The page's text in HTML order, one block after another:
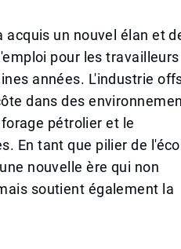
acquis un nouvel élan et
pour les travailleurs
années. L'industrie
dans des
pétrolier et le
En tant que pilier de
nouvelle ère qui non
soutient également la